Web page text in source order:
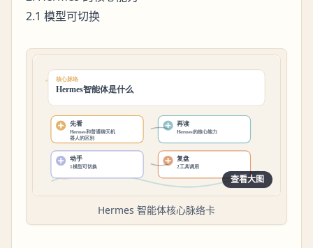
2.1 模型可切换
查看大图
Hermes 智能体核心脉络卡